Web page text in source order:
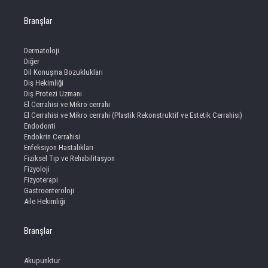
Branşlar
Dermatoloji
Diğer
Dil Konuşma Bozuklukları
Diş Hekimliği
Diş Protezi Uzmanı
El Cerrahisi ve Mikro cerrahi
El Cerrahisi ve Mikro cerrahi (Plastik Rekonstruktif ve Estetik Cerrahisi)
Endodonti
Endokrin Cerrahisi
Enfeksiyon Hastalıkları
Fiziksel Tıp ve Rehabilitasyon
Fizyoloji
Fizyoterapi
Gastroenteroloji
Aile Hekimliği
Branşlar
Akupunktur